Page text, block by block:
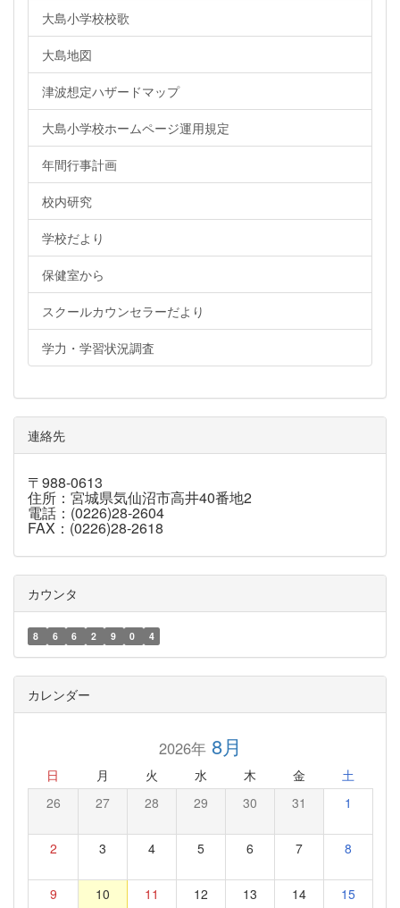
大島小学校校歌
大島地図
津波想定ハザードマップ
大島小学校ホームページ運用規定
年間行事計画
校内研究
学校だより
保健室から
スクールカウンセラーだより
学力・学習状況調査
連絡先
〒988-0613
住所：宮城県気仙沼市高井40番地2
電話：(0226)28-2604
FAX：(0226)28-2618
カウンタ
8 6 6 2 9 0 4
カレンダー
2026年8月
日 月 火 水 木 金 土
26 27 28 29 30 31 1
2 3 4 5 6 7 8
9 10 11 12 13 14 15